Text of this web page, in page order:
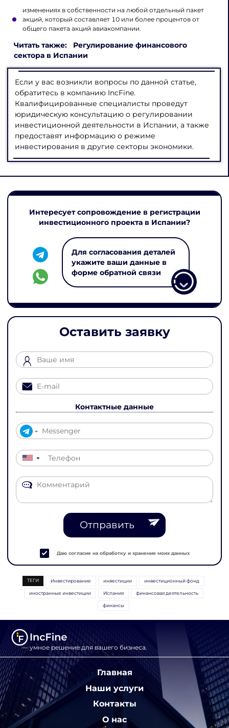
изменениях в собственности на любой отдельный пакет
акций, который составляет 10 или более процентов от
общего пакета акций авиакомпании.
Читать также: Регулирование финансового
сектора в Испании
Если у вас возникли вопросы по данной статье,
обратитесь в компанию IncFine.
Квалифицированные специалисты проведут
юридическую консультацию о регулировании
инвестиционной деятельности в Испании, а также
предоставят информацию о режиме
инвестирования в другие секторы экономики.
Интересует сопровождение в регистрации
инвестиционного проекта в Испании?
Для согласования деталей
укажите ваши данные в
форме обратной связи
Оставить заявку
Контактные данные
▼
Отправить
Даю согласие на обработку и хранение моих данных
ТЕГИ Инвестирование инвестиции инвестиционный фонд
иностранные инвестиции Испания финансовая деятельность
финансы
— умное решение для вашего бизнеса.
Главная
Наши услуги
Контакты
О нас